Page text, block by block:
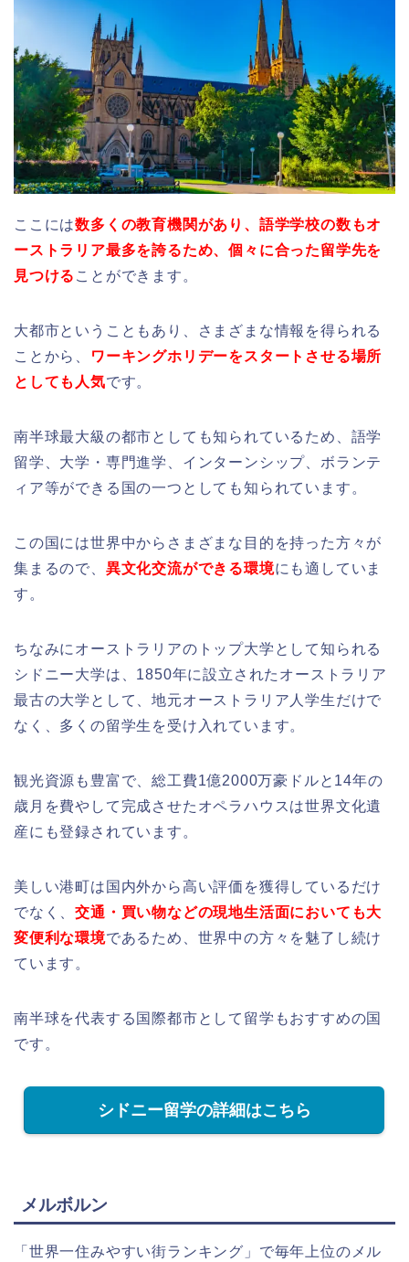
ここには数多くの教育機関があり、語学学校の数もオ
ーストラリア最多を誇るため、個々に合った留学先を
見つける ことができます。
大都市ということもあり、さまざまな情報を得られる
ことから、
ワーキングホリデーをスタートさせる場所
としても人気です。
南半球最大級の都市としても知られているため、語学
留学、大学・専門進学、インターンシップ、ボランテ
ィア等ができる国の一つとしても知られています。
この国には世界中からさまざまな目的を持った方々が
集まるので、 異文化交流ができる環境にも適していま
す。
ちなみにオーストラリアのトップ大学として知られる
シドニー大学は、1850年に設立されたオーストラリア
最古の大学として、地元オーストラリア人学生だけで
なく、多くの留学生を受け入れています。
観光資源も豊富で、総工費1億2000万豪ドルと14年の
歳月を費やして完成させたオペラハウスは世界文化遺
産にも登録されています。
美しい港町は国内外から高い評価を獲得しているだけ
でなく、交通・買い物などの現地生活面においても大
変便利な環境であるため、世界中の方々を魅了し続け
ています。
南半球を代表する国際都市として留学もおすすめの国
です。
シドニー留学の詳細はこちら
メルボルン
「世界一住みやすい街ランキング」で毎年上位のメル